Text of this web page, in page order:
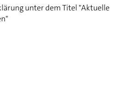
unter dem Titel "Aktuelle